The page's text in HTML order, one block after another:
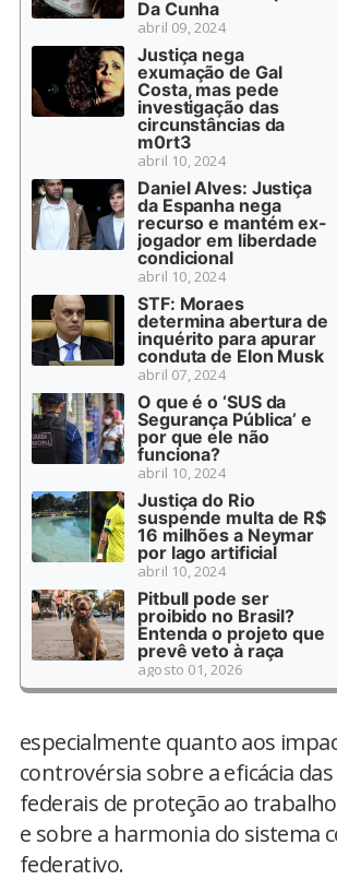
Da Cunha
abril 09, 2024
Justiça nega
exumação de Gal
Costa, mas pede
investigação das
circunstâncias da
m0rt3
abril 10, 2024
Daniel Alves: Justiça
da Espanha nega
recurso e mantém ex-
jogador em liberdade
condicional
abril 10, 2024
STF: Moraes
determina abertura de
inquérito para apurar
conduta de Elon Musk
abril 07, 2024
O que é o ‘SUS da
Segurança Pública’ e
por que ele não
funciona?
abril 10, 2024
Justiça do Rio
suspende multa de R$
16 milhões a Neymar
por lago artificial
abril 10, 2024
Pitbull pode ser
proibido no Brasil?
Entenda o projeto que
prevê veto à raça
agosto 01, 2026
especialmente quanto aos
controvérsia sobre a eficácia
federais de proteção ao
e sobre a harmonia do sistema
federativo.